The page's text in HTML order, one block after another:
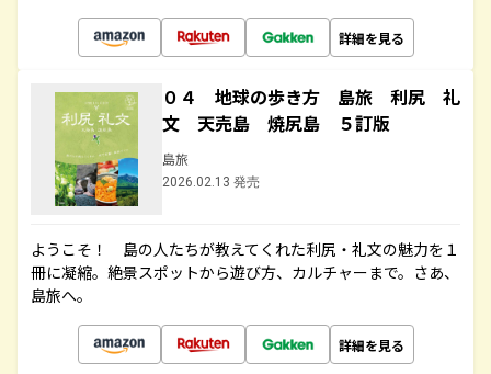
詳細を見る
０４ 地球の歩き方 島旅 利尻 礼
文 天売島 焼尻島 ５訂版
島旅
2026.02.13 発売
ようこそ！ 島の人たちが教えてくれた利尻・礼文の魅力を１
冊に凝縮。絶景スポットから遊び方、カルチャーまで。さあ、
島旅へ。
詳細を見る